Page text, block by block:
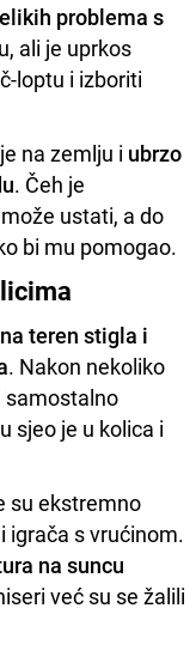
problema s
ali je uprkos
loptu i izboriti
na zemlju i ubrzo
. Čeh je
ustati, a do
bi mu pomogao.
na teren stigla i
. Nakon nekoliko
samostalno
sjeo je u kolica i
su ekstremno
igrača s vrućinom.
na suncu
već su se žalili